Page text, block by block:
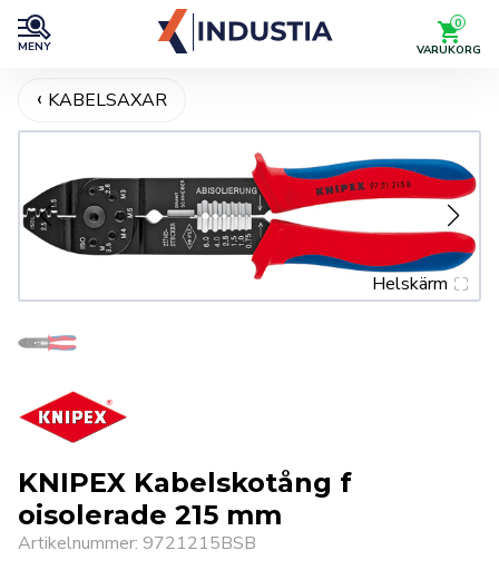
MENY
0
VARUKORG
KABELSAXAR
Helskärm
KNIPEX Kabelskotång f
oisolerade 215 mm
Artikelnummer: 9721215BSB